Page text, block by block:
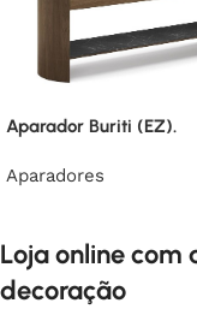
Aparador Buriti (EZ).
Aparadores
Loja online com
decoração